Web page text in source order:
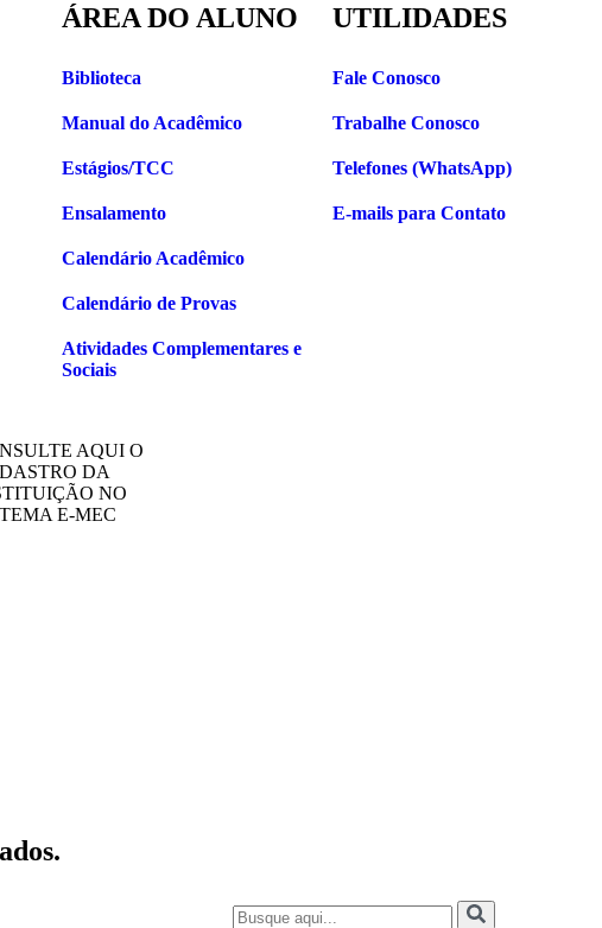
ÁREA DO ALUNO
Biblioteca
Manual do Acadêmico
Estágios/TCC
Ensalamento
Calendário Acadêmico
Calendário de Provas
Atividades Complementares e
Sociais
UTILIDADES
Fale Conosco
Trabalhe Conosco
Telefones (WhatsApp)
E-mails para Contato
AQUI O
DA
NO
E-MEC